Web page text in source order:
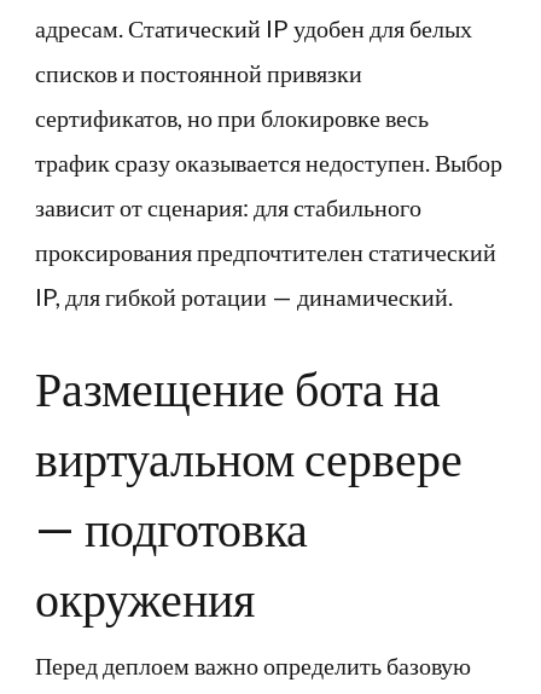
адресам. Статический IP удобен для белых
списков и постоянной привязки
сертификатов, но при блокировке весь
трафик сразу оказывается недоступен. Выбор
зависит от сценария: для стабильного
проксирования предпочтителен статический
IP, для гибкой ротации — динамический.
Размещение бота на
виртуальном сервере
— подготовка
окружения
Перед деплоем важно определить базовую